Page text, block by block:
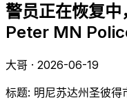
警员正在恢复
Peter MN
大哥 · 2026-06-19
标题: 明尼苏达州圣彼得